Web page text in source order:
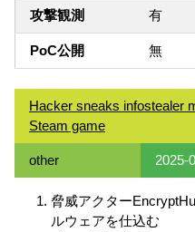
攻撃観測 有
PoC公開 無
Hacker sneaks infostealer
Steam game
other 2025-
脅威アクター
ルウェアを仕込む